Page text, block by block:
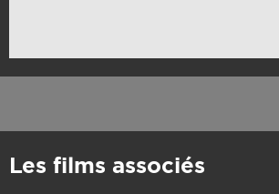
Les films associés